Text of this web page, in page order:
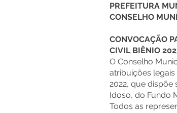
PREFEITURA
CONSELHO
CONVOCAÇÃO
CIVIL BIÊNIO
O Conselho
atribuições legais
2022, que dispõe
Idoso, do Fundo
Todos as